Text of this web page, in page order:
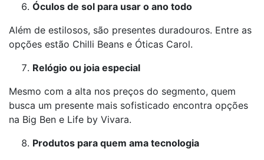
Óculos de sol para usar o ano todo
Além de estilosos, são presentes duradouros. Entre as
opções estão Chilli Beans e Óticas Carol.
Relógio ou joia especial
Mesmo com a alta nos preços do segmento, quem
busca um presente mais sofisticado encontra opções
na Big Ben e Life by Vivara.
Produtos para quem ama tecnologia